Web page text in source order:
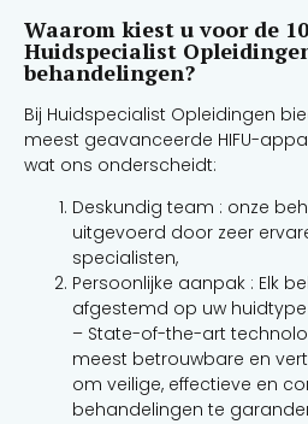
Waarom kiest u voor de
Huidspecialist
behandelingen?
Bij Huidspecialist Opleidingen
meest geavanceerde HIFU-
wat ons onderscheidt:
Deskundig team : onze
uitgevoerd door zeer
specialisten,
Persoonlijke aanpak : Elk
afgestemd op uw
– State-of-the-art
meest betrouwbare en
om veilige, effectieve en
behandelingen te